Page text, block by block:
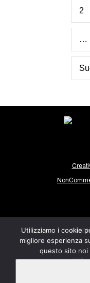
2
…
Utilizziamo i cookie
migliore esperienza
questo sito noi